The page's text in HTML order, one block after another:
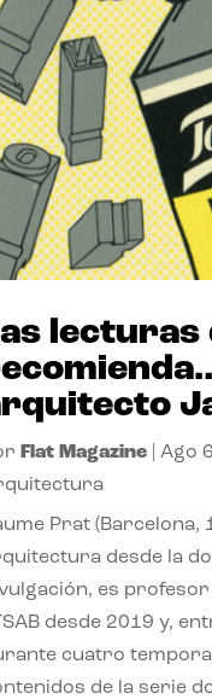
lecturas
Flat Magazine |Ago
Prat (Barcelona,
desde la
es
desde 2019 y,
cuatro
de la serie